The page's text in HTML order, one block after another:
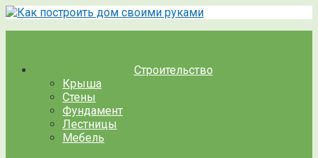
Перейти
Строительство
Крыша
Стены
Фундамент
Лестницы
Мебель